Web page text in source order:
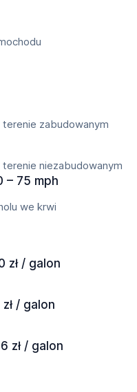
zabudowanym
niezabudowanym
– 75 mph
we krwi
zł / galon
zł / galon
zł / galon